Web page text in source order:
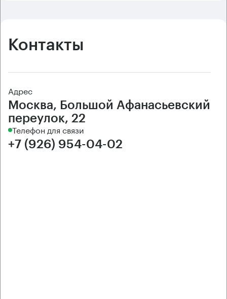
Контакты
Адрес
Москва, Большой Афанасьевский
переулок, 22
Телефон для связи
+7 (926) 954-04-02